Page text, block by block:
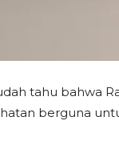
tahu bahwa
berguna